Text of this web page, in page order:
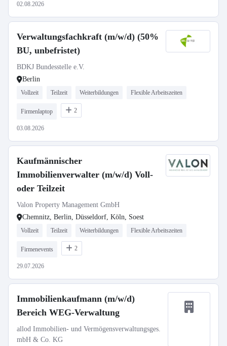
02.08.2026
Verwaltungsfachkraft (m/w/d) (50%
BU, unbefristet)
BDKJ Bundesstelle e.V.
Berlin
Vollzeit Teilzeit Weiterbildungen Flexible Arbeitszeiten
Firmenlaptop 2
03.08.2026
Kaufmännischer
Immobilienverwalter (m/w/d) Voll-
oder Teilzeit
Valon Property Management GmbH
Chemnitz, Berlin, Düsseldorf, Köln, Soest
Vollzeit Teilzeit Weiterbildungen Flexible Arbeitszeiten
Firmenevents 2
29.07.2026
Immobilienkaufmann (m/w/d)
Bereich WEG-Verwaltung
allod Immobilien- und Vermögensverwaltungsges.
mbH & Co. KG